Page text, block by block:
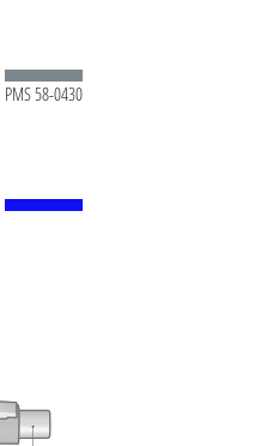
PMS 58-0430